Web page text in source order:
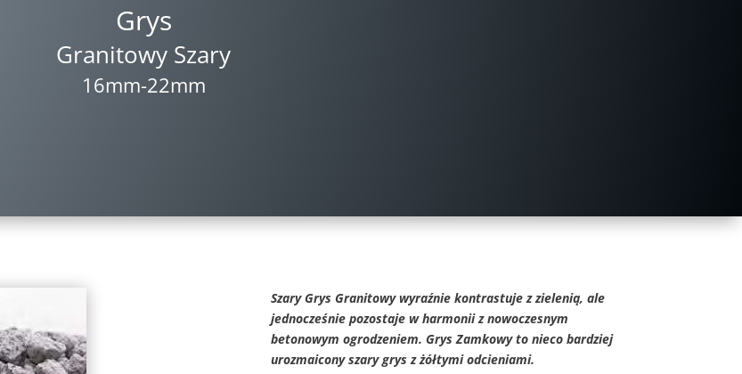
Grys
Granitowy Szary
16mm-22mm
Szary Grys Granitowy wyraźnie kontrastuje z zielenią, ale
jednocześnie pozostaje w harmonii z nowoczesnym
betonowym ogrodzeniem. Grys Zamkowy to nieco bardziej
urozmaicony szary grys z żółtymi odcieniami.